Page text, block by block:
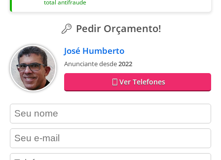
total antifraude
Pedir Orçamento!
José Humberto
Anunciante desde2022
Ver Telefones
contact_name
contact_email
contact_phone